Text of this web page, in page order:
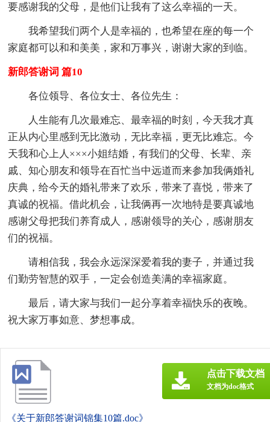
要感谢我的父母，是他们让我有了这么幸福的一天。
我希望我们两个人是幸福的，也希望在座的每一个
家庭都可以和和美美，家和万事兴，谢谢大家的到临。
新郎答谢词 篇10
各位领导、各位女士、各位先生：
人生能有几次最难忘、最幸福的时刻，今天我才真
正从内心里感到无比激动，无比幸福，更无比难忘。今
天我和心上人×××小姐结婚，有我们的父母、长辈、亲
戚、知心朋友和领导在百忙当中远道而来参加我俩婚礼
庆典，给今天的婚礼带来了欢乐，带来了喜悦，带来了
真诚的祝福。借此机会，让我俩再一次地特是要真诚地
感谢父母把我们养育成人，感谢领导的关心，感谢朋友
们的祝福。
请相信我，我会永远深深爱着我的妻子，并通过我
们勤劳智慧的双手，一定会创造美满的幸福家庭。
最后，请大家与我们一起分享着幸福快乐的夜晚。
祝大家万事如意、梦想事成。
《关于新郎答谢词锦集10篇.doc》
点击下载文档
文档为doc格式